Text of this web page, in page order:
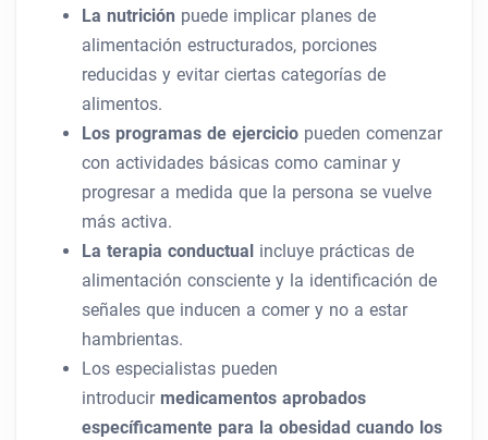
La nutrición puede implicar planes de
alimentación estructurados, porciones
reducidas y evitar ciertas categorías de
alimentos.
Los programas de ejercicio pueden comenzar
con actividades básicas como caminar y
progresar a medida que la persona se vuelve
más activa.
La terapia conductual incluye prácticas de
alimentación consciente y la identificación de
señales que inducen a comer y no a estar
hambrientas.
Los especialistas pueden
introducir medicamentos aprobados
específicamente para la obesidad cuando los